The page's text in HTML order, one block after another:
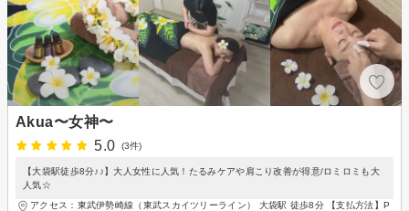
Akua〜女神〜
5.0
(3件)
【大袋駅徒歩8分♪♪】大人女性に人気！たるみケアや肩こり改善が得意/ロミロミも大
人気☆
アクセス：東武伊勢崎線（東武スカイツリーライン） 大袋駅 徒歩8分 【支払方法】P